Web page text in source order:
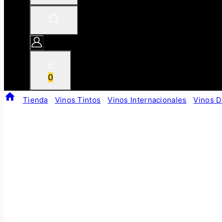
0
Tienda Vinos Tintos Vinos Internacionales Vinos